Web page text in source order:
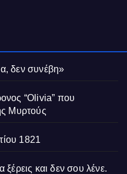
δεν συνέβη»
“Olivia” που
Μυρτούς
1821
και δεν σου λένε.